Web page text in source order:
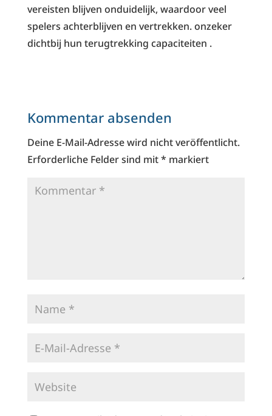
vereisten blijven onduidelijk, waardoor veel
spelers achterblijven en vertrekken. onzeker
dichtbij hun terugtrekking capaciteiten .
Kommentar absenden
Deine E-Mail-Adresse wird nicht veröffentlicht.
Erforderliche Felder sind mit* markiert